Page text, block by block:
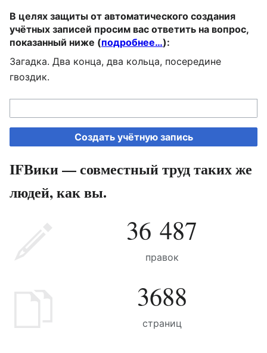
В целях защиты от автоматического создания
учётных записей просим вас ответить на вопрос,
показанный ниже (подробнее…):
Загадка. Два конца, два кольца, посередине
гвоздик.
Создать учётную запись
IFВики — совместный труд таких же
людей, как вы.
36 487
правок
3688
страниц